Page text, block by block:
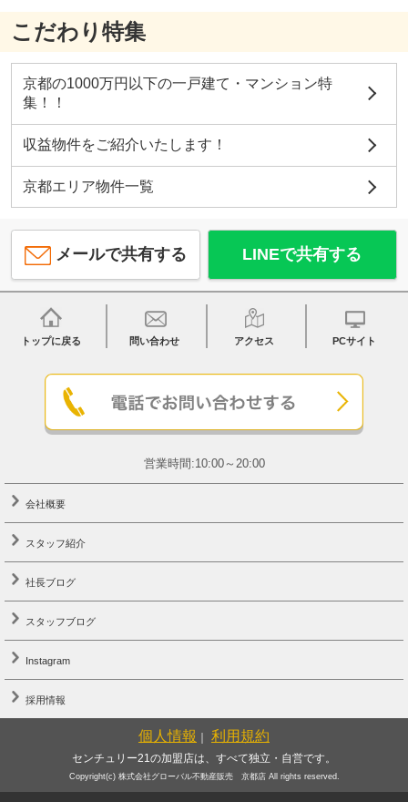
こだわり特集
京都の1000万円以下の一戸建て・マンション特
集！！
収益物件をご紹介いたします！
京都エリア物件一覧
メールで共有する LINEで共有する
トップに戻る 問い合わせ アクセス PCサイト
営業時間:10:00～20:00
会社概要
スタッフ紹介
社長ブログ
スタッフブログ
Instagram
採用情報
個人情報 ｜ 利用規約
センチュリー21の加盟店は、すべて独立・自営です。
Copyright(c) 株式会社グローバル不動産販売 京都店 All rights reserved.